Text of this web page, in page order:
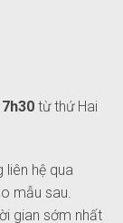
từ thứ Hai
liên hệ qua
mẫu sau.
gian sớm nhất